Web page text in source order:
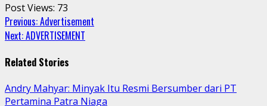
Post Views: 73
Continue
Reading
Previous:Advertisement
Next:ADVERTISEMENT
Related Stories
Andry Mahyar: Minyak Itu Resmi Bersumber dari PT
Pertamina Patra Niaga